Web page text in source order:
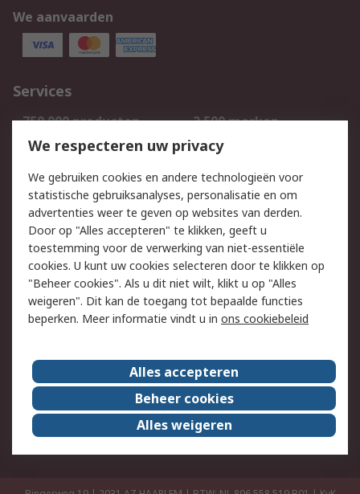
We aanvaarden
Services
750.000 producten
2.500 merken
Bestellen
Inkoopoplossingen
Track & Trace
Wettelijk
Cookiebeleid
Email veiligheid
Privacybeleid
Websitevoorwaarden
Algemene
verkoopvoorwaarden
Over RS
RS Group
Over ons
RS wereldwijd
Werken bij RS
ESG
We respecteren uw privacy
We gebruiken cookies en andere technologieën voor
statistische gebruiksanalyses, personalisatie en om
advertenties weer te geven op websites van derden.
Door op "Alles accepteren" te klikken, geeft u
toestemming voor de verwerking van niet-essentiële
cookies. U kunt uw cookies selecteren door te klikken op
"Beheer cookies". Als u dit niet wilt, klikt u op "Alles
weigeren". Dit kan de toegang tot bepaalde functies
beperken. Meer informatie vindt u in ons cookiebeleid
Alles accepteren
Beheer cookies
Alles weigeren